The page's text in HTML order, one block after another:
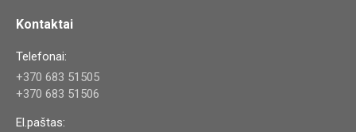
Kontaktai
Telefonai:
+370 683 51505
+370 683 51506
El.paštas: